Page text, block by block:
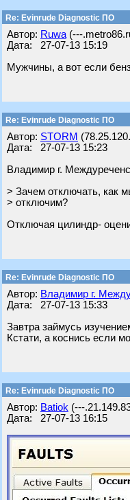
Re: Evinrude Diagnostic ПО
Автор: Ruwa (---
Дата: 27-07-13 15:19
Мужчины, а вот если
Re: Evinrude Diagnostic ПО
Автор: STORM
Дата: 27-07-13 15:23
Владимир г.
> Зачем отключать, как
> отключим?
Отключая цилиндр-
Re: Evinrude Diagnostic ПО
Автор: Владимир г.
Дата: 27-07-13 15:33
Завтра займусь
Кстати, а коснись если
Re: Evinrude Diagnostic ПО
Автор: Batiok (---
Дата: 27-07-13 16:15